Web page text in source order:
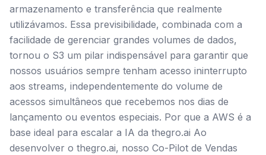
armazenamento e transferência que realmente
utilizávamos. Essa previsibilidade, combinada com a
facilidade de gerenciar grandes volumes de dados,
tornou o S3 um pilar indispensável para garantir que
nossos usuários sempre tenham acesso ininterrupto
aos streams, independentemente do volume de
acessos simultâneos que recebemos nos dias de
lançamento ou eventos especiais. Por que a AWS é a
base ideal para escalar a IA da thegro.ai Ao
desenvolver o thegro.ai, nosso Co-Pilot de Vendas